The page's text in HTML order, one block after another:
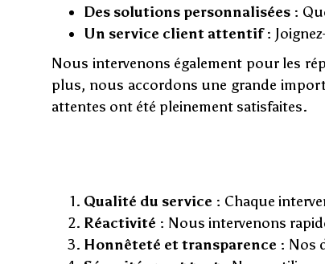
Des solutions personnalisées :
Un service client attentif :
Nous intervenons également pour les
plus, nous accordons une grande
attentes ont été pleinement satisfaites.
Qualité du service : Chaque
Réactivité : Nous intervenons
Honnêteté et transparence : Nos